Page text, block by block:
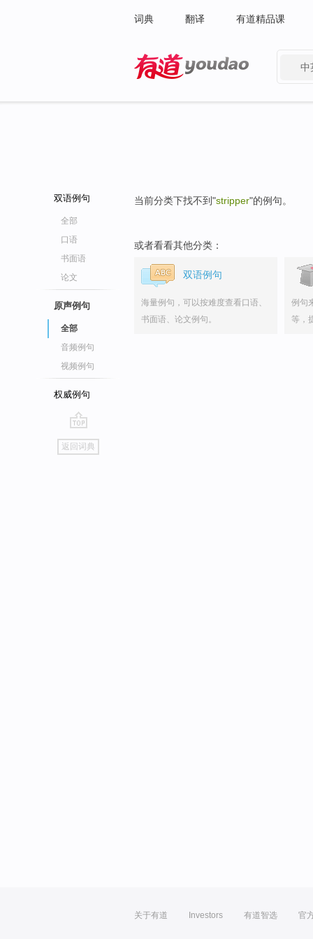
词典 翻译 有道精品课
中
双语例句
全部
口语
书面语
论文
原声例句
全部
音频例句
视频例句
权威例句
go
top
返回词典
当前分类下找不到"stripper"的例句。
或者看看其他分类：
双语例句
海量例句，可以按难度查看口语、
书面语、论文例句。
例句
等，
关于有道 Investors 有道智选 官